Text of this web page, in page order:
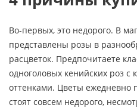
Во-первых, это недорого. В
представлены розы в
расцветок. Предпочитаете
одноголовых кенийских роз
оттенками. Цветы ежедневно
стоят совсем недорого,